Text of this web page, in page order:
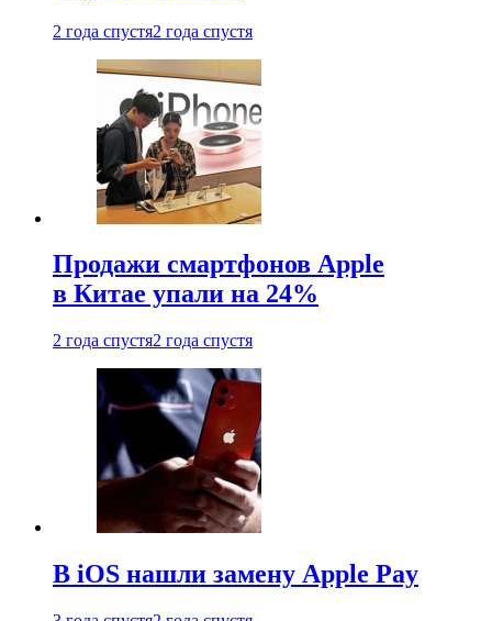
2 года спустя2 года спустя
Продажи смартфонов Apple
в Китае упали на 24%
2 года спустя2 года спустя
В iOS нашли замену Apple Pay